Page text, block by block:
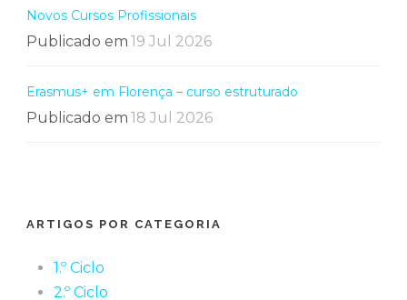
Novos Cursos Profissionais
Publicado em 19 Jul 2026
Erasmus+ em Florença – curso estruturado
Publicado em 18 Jul 2026
ARTIGOS POR CATEGORIA
1.º Ciclo
2.º Ciclo